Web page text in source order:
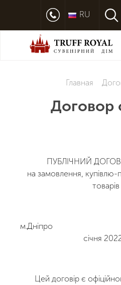
RU
Главная
Договор
ПУБЛІЧНИЙ
на замовлення, купівлю-
товарів
січня
Цей договір є